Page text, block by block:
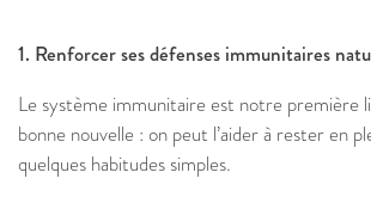
1. Renforcer ses défenses immunitaires
Le système immunitaire est notre première
bonne nouvelle : on peut l’aider à rester en
quelques habitudes simples.